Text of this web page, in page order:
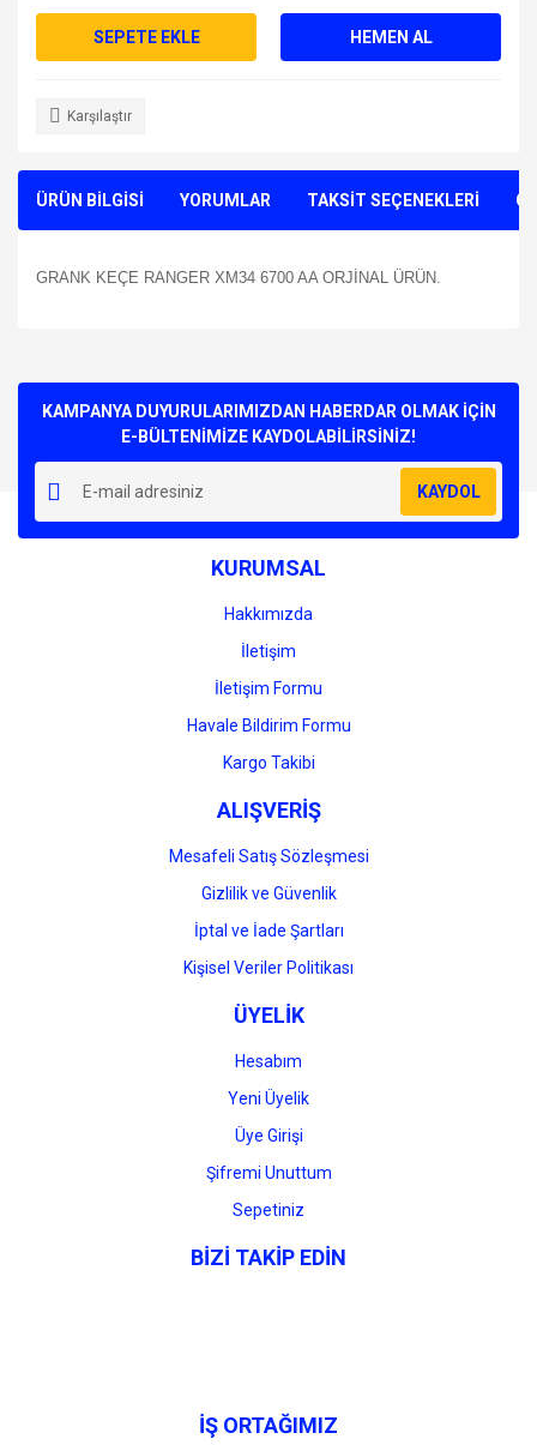
SEPETE EKLE HEMEN AL
Karşılaştır
ÜRÜN BİLGİSİ YORUMLAR TAKSİT SEÇENEKLERİ
GRANK KEÇE RANGER XM34 6700 AA ORJİNAL ÜRÜN.
Yorum Yaz
kullanarak tarafımıza iletebilirsiniz.
Görüş ve önerileriniz için teşekkür ederiz.
Ürün resmi kalitesiz, bozuk veya görüntülenemiyor.
Ürün açıklamasında eksik bilgiler bulunuyor.
Ürün bilgilerinde hatalar bulunuyor.
Ürün fiyatı diğer sitelerden daha pahalı.
Gönder
KAMPANYA DUYURULARIMIZDAN HABERDAR OLMAK İÇİN
E-BÜLTENİMİZE KAYDOLABİLİRSİNİZ!
KAYDOL
KURUMSAL
Hakkımızda
İletişim
İletişim Formu
Havale Bildirim Formu
Kargo Takibi
ALIŞVERİŞ
Mesafeli Satış Sözleşmesi
Gizlilik ve Güvenlik
İptal ve İade Şartları
Kişisel Veriler Politikası
ÜYELİK
Hesabım
Yeni Üyelik
Üye Girişi
Şifremi Unuttum
Sepetiniz
BİZİ TAKİP EDİN
İŞ ORTAĞIMIZ